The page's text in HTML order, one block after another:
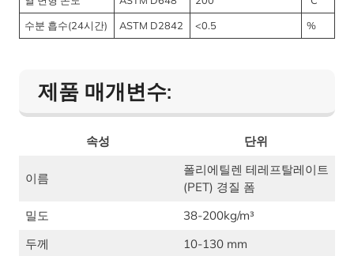
수분 흡수(24시간)
ASTM D2842 <0.5 %
제품 매개변수:
속성 단위
이름
폴리에틸렌 테레프탈레이트
(PET) 경질 폼
밀도
38-200kg/m³
두께
10-130 mm